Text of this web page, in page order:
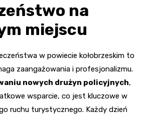
na
miejscu
w powiecie kołobrzeskim to
zaangażowania i profesjonalizmu.
nowych drużyn policyjnych,
wsparcie, co jest kluczowe w
ruchu turystycznego. Każdy dzień